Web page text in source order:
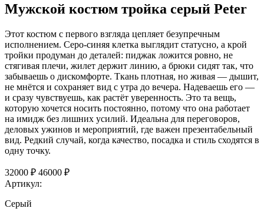
Мужской костюм тройка серый Peter
Этот костюм с первого взгляда цепляет безупречным
исполнением. Серо-синяя клетка выглядит статусно, а крой
тройки продуман до деталей: пиджак ложится ровно, не
стягивая плечи, жилет держит линию, а брюки сидят так, что
забываешь о дискомфорте. Ткань плотная, но живая — дышит,
не мнётся и сохраняет вид с утра до вечера. Надеваешь его —
и сразу чувствуешь, как растёт уверенность. Это та вещь,
которую хочется носить постоянно, потому что она работает
на имидж без лишних усилий. Идеальна для переговоров,
деловых ужинов и мероприятий, где важен презентабельный
вид. Редкий случай, когда качество, посадка и стиль сходятся в
одну точку.
32000 ₽ 46000 ₽
Артикул:
Серый